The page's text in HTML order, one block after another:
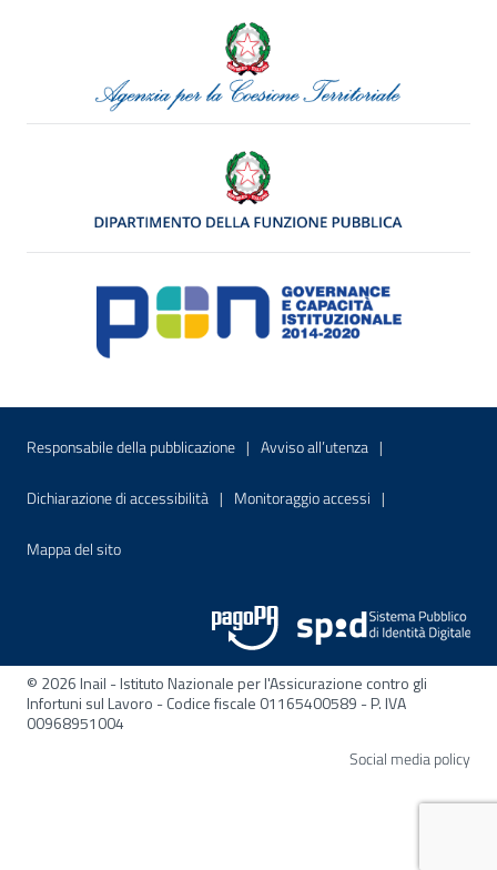
Menu di servizio
Responsabile della pubblicazione Sito interno - Apre in una nuova
Avviso all’utenza Sito interno -
Dichiarazione di accessibilità Sito interno - Apre in una nuova finestra
Monitoraggio accessi Sito interno -
Mappa del sitoSito interno - Apre nella stessa finestra
© 2026 Inail - Istituto Nazionale per l'Assicurazione contro gli
Infortuni sul Lavoro - Codice fiscale 01165400589 - P. IVA
00968951004
Social media policy